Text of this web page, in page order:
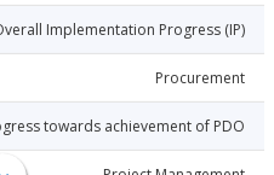
Overall Implementation
Progress towards achievement of